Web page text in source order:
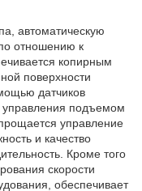
автоматическую
отношению к
копирным
поверхности
датчиков
подъемом
управление
и качество
Кроме того
скорости
обеспечивает